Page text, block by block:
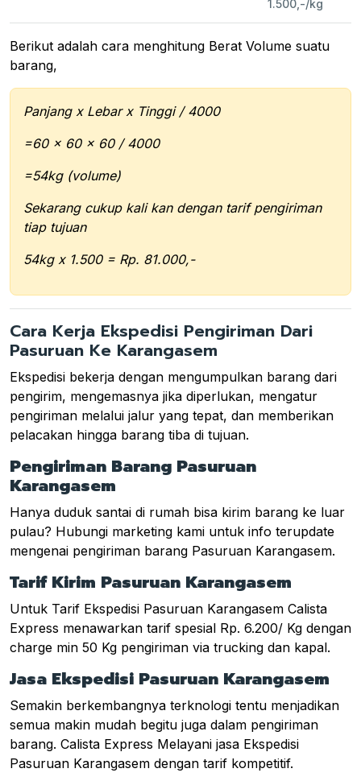
1.500,-/kg
Berikut adalah cara menghitung Berat Volume suatu
barang,
Panjang x Lebar x Tinggi / 4000
=60 x 60 x 60 / 4000
=54kg (volume)
Sekarang cukup kali kan dengan tarif pengiriman
tiap tujuan
54kg x 1.500 = Rp. 81.000,-
Cara Kerja Ekspedisi Pengiriman Dari
Pasuruan Ke Karangasem
Ekspedisi bekerja dengan mengumpulkan barang dari
pengirim, mengemasnya jika diperlukan, mengatur
pengiriman melalui jalur yang tepat, dan memberikan
pelacakan hingga barang tiba di tujuan.
Pengiriman Barang Pasuruan
Karangasem
Hanya duduk santai di rumah bisa kirim barang ke luar
pulau? Hubungi marketing kami untuk info terupdate
mengenai pengiriman barang Pasuruan Karangasem.
Tarif Kirim Pasuruan Karangasem
Untuk Tarif Ekspedisi Pasuruan Karangasem Calista
Express menawarkan tarif spesial Rp. 6.200/ Kg dengan
charge min 50 Kg pengiriman via trucking dan kapal.
Jasa Ekspedisi Pasuruan Karangasem
Semakin berkembangnya terknologi tentu menjadikan
semua makin mudah begitu juga dalam pengiriman
barang. Calista Express Melayani jasa Ekspedisi
Pasuruan Karangasem dengan tarif kompetitif.